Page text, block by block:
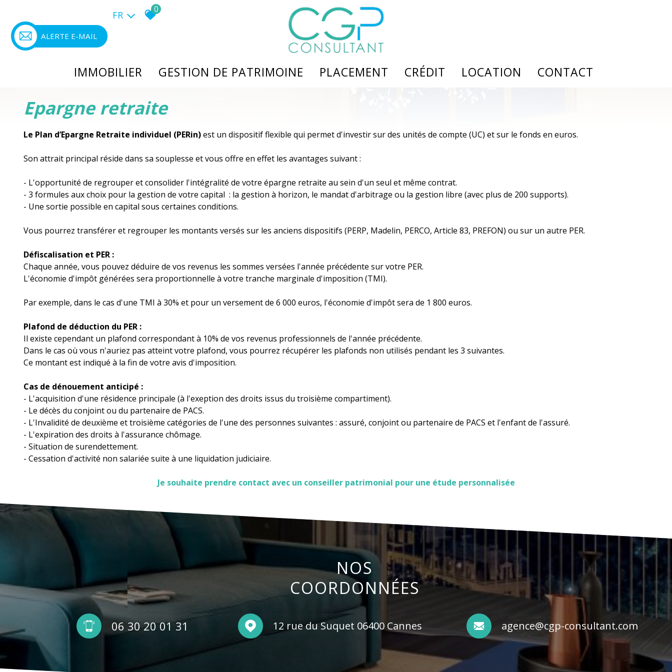
ALERTE E-MAIL
FR 0
IMMOBILIER
Neuf
International
Estimation
GESTION DE PATRIMOINE
Résidence de services
Viager
Actualités
PLACEMENT
Produits structurés
CRÉDIT LOCATION CONTACT
Epargne retraite
Le Plan d’Epargne Retraite individuel (PERin)est un dispositif flexible qui permet d'investir sur des unités de compte (UC) et sur le fonds en euros.
Son attrait principal réside dans sa souplesse et vous offre en effet les avantages suivant :
- L'opportunité de regrouper et consolider l'intégralité de votre épargne retraite au sein d'un seul et même contrat.
- 3 formules aux choix pour la gestion de votre capital : la gestion à horizon, le mandat d'arbitrage ou la gestion libre (avec plus de 200 supports).
- Une sortie possible en capital sous certaines conditions.
Vous pourrez transférer et regrouper les montants versés sur les anciens dispositifs (PERP, Madelin, PERCO, Article 83, PREFON) ou sur un autre PER.
Défiscalisation et PER :
Chaque année, vous pouvez déduire de vos revenus les sommes versées l'année précédente sur votre PER.
L'économie d'impôt générées sera proportionnelle à votre tranche marginale d'imposition (TMI).
Par exemple, dans le cas d'une TMI à 30% et pour un versement de 6 000 euros, l'économie d'impôt sera de 1 800 euros.
Plafond de déduction du PER :
Il existe cependant un plafond correspondant à 10% de vos revenus professionnels de l'année précédente.
Dans le cas où vous n'auriez pas atteint votre plafond, vous pourrez récupérer les plafonds non utilisés pendant les 3 suivantes.
Ce montant est indiqué à la fin de votre avis d'imposition.
Cas de dénouement anticipé :
- L'acquisition d'une résidence principale (à l'exeption des droits issus du troisième compartiment).
- Le décès du conjoint ou du partenaire de PACS.
- L'Invalidité de deuxième et troisième catégories de l'une des personnes suivantes : assuré, conjoint ou partenaire de PACS et l'enfant de l'assuré.
- L'expiration des droits à l'assurance chômage.
- Situation de surendettement.
- Cessation d'activité non salariée suite à une liquidation judiciaire.
Je souhaite prendre contact avec un conseiller patrimonial pour une étude personnalisée
NOS
COORDONNÉES
06 30 20 01 31 12 rue du Suquet 06400 Cannes agence@cgp-consultant.com